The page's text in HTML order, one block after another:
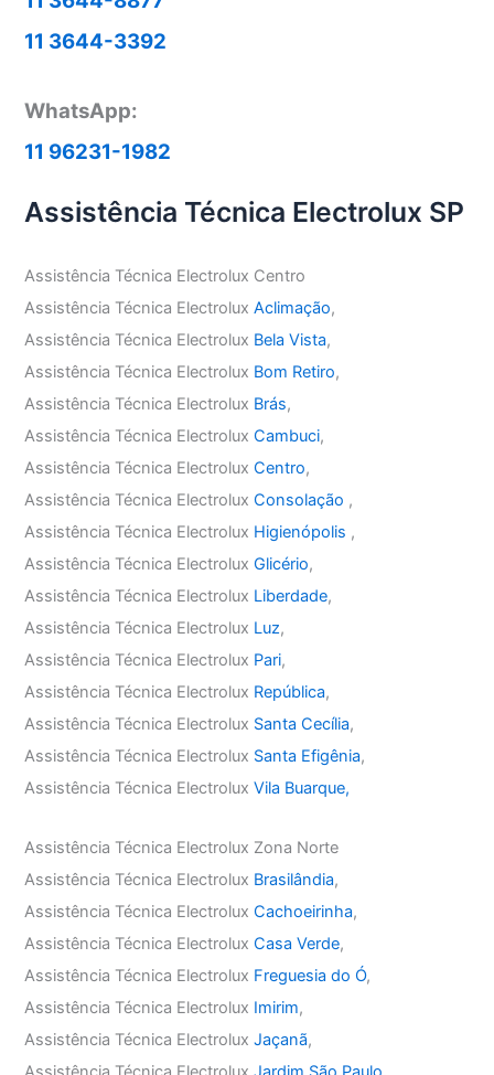
11 3644-3392
WhatsApp:
11 96231-1982
Assistência Técnica Electrolux SP
Assistência Técnica Electrolux Centro
Assistência Técnica ElectroluxAclimação,
Assistência Técnica Electrolux Bela Vista,
Assistência Técnica Electrolux Bom Retiro,
Assistência Técnica Electrolux Brás,
Assistência Técnica ElectroluxCambuci,
Assistência Técnica ElectroluxCentro,
Assistência Técnica ElectroluxConsolação ,
Assistência Técnica Electrolux Higienópolis ,
Assistência Técnica ElectroluxGlicério,
Assistência Técnica Electrolux Liberdade,
Assistência Técnica Electrolux Luz,
Assistência Técnica Electrolux Pari,
Assistência Técnica Electrolux República,
Assistência Técnica Electrolux Santa Cecília,
Assistência Técnica Electrolux Santa Efigênia,
Assistência Técnica ElectroluxVila Buarque,
Assistência Técnica Electrolux Zona Norte
Assistência Técnica Electrolux Brasilândia,
Assistência Técnica ElectroluxCachoeirinha,
Assistência Técnica ElectroluxCasa Verde,
Assistência Técnica Electrolux Freguesia do Ó,
Assistência Técnica Electrolux Imirim,
Assistência Técnica ElectroluxJaçanã,